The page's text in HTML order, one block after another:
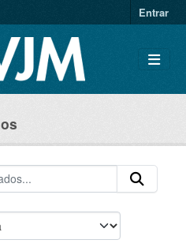
Entrar